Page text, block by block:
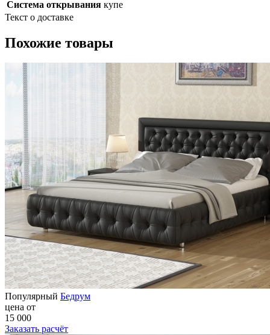
Система открывания купе
Текст о доставке
Похожие товары
Популярный Бедрум
цена от
15 000
Заказать расчёт